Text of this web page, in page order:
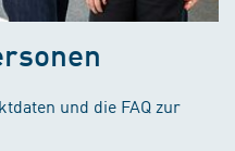
und die FAQ zur